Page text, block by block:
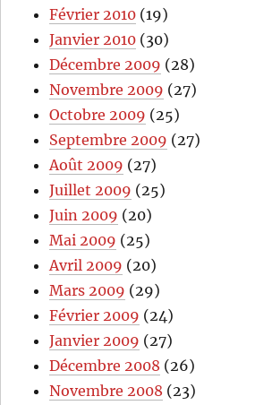
Février 2010 (19)
Janvier 2010 (30)
Décembre 2009 (28)
Novembre 2009 (27)
Octobre 2009 (25)
Septembre 2009 (27)
Août 2009 (27)
Juillet 2009 (25)
Juin 2009 (20)
Mai 2009 (25)
Avril 2009 (20)
Mars 2009 (29)
Février 2009 (24)
Janvier 2009 (27)
Décembre 2008 (26)
Novembre 2008 (23)